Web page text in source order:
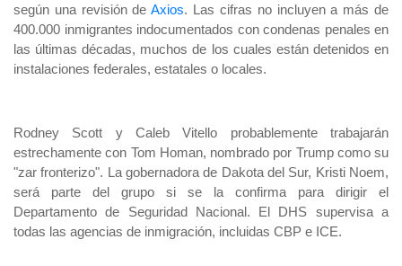
según una revisión deAxios. Las cifras no incluyen a más de
400.000 inmigrantes indocumentados con condenas penales en
las últimas décadas, muchos de los cuales están detenidos en
instalaciones federales, estatales o locales.
Rodney Scott y Caleb Vitello probablemente trabajarán
estrechamente con Tom Homan, nombrado por Trump como su
"zar fronterizo". La gobernadora de Dakota del Sur, Kristi Noem,
será parte del grupo si se la confirma para dirigir el
Departamento de Seguridad Nacional. El DHS supervisa a
todas las agencias de inmigración, incluidas CBP e ICE.